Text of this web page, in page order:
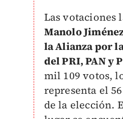
Las votaciones
Manolo
la Alianza por
del PRI, PAN y
mil 109 votos,
representa el
de la elección.